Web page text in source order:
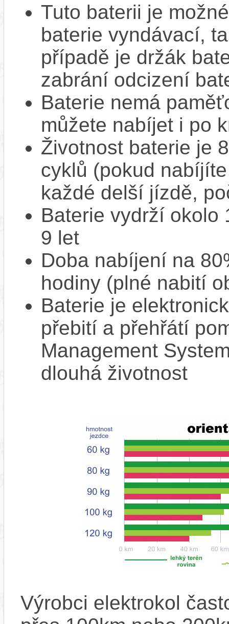
Tuto baterii je
baterie vyndávací,
případě je držák
zabrání odcizení
Baterie nemá
můžete nabíjet i po
Životnost baterie je
cyklů (pokud
každé delší jízdě,
Baterie vydrží okolo
9 let
Doba nabíjení na
hodiny (plné nabití
Baterie je
přebití a přehřátí
Management
dlouhá životnost
Výrobci elektrokol